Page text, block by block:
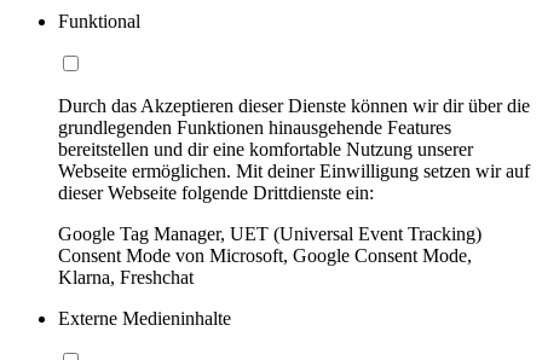
Funktional
Durch das Akzeptieren dieser Dienste können wir dir über die
grundlegenden Funktionen hinausgehende Features
bereitstellen und dir eine komfortable Nutzung unserer
Webseite ermöglichen. Mit deiner Einwilligung setzen wir auf
dieser Webseite folgende Drittdienste ein:
Google Tag Manager, UET (Universal Event Tracking)
Consent Mode von Microsoft, Google Consent Mode,
Klarna, Freshchat
Externe Medieninhalte